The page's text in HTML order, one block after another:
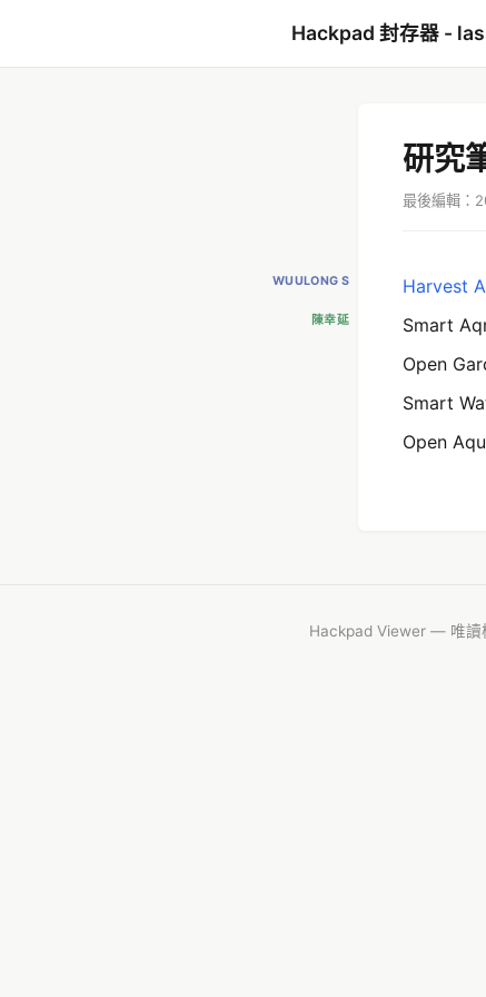
Hackpad 封存器 -
研究
最後編輯：
WUULONG S Harvest
陳幸延
Smart
Open
Smart
Open
Hackpad Viewer — 唯